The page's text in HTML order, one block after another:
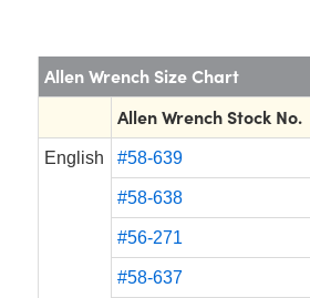
Allen Wrench Size Chart
Allen Wrench Stock No.
English #58-639
#58-638
#56-271
#58-637